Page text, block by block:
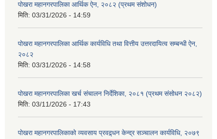
पोखरा महानगरपालिका आर्थिक ऐन, २०८२ (प्रथम संशोधन)
मिति: 03/31/2026 - 14:59
पोखरा महानगरपालिका आर्थिक कार्यविधि तथा वित्तीय उत्तरदायित्व सम्बन्धी ऐन,
२०८२
मिति: 03/31/2026 - 14:58
पोखरा महानगरपालिका खर्च संचालन निर्देशिका, २०८१ (प्रथम संसोधन २०८२)
मिति: 03/11/2026 - 17:43
पोखरा महानगरपालिकाको व्यवसाय प्रवद्र्धन केन्द्र सञ्चालन कार्यविधि, २०७९